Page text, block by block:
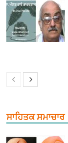
ਸਾਹਿਤਕ ਸਮਾਚਾਰ